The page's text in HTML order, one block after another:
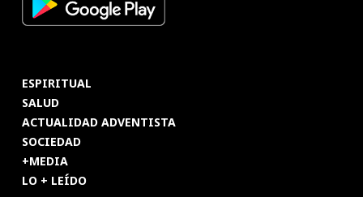
ESPIRITUAL
SALUD
ACTUALIDAD ADVENTISTA
SOCIEDAD
+MEDIA
LO + LEÍDO